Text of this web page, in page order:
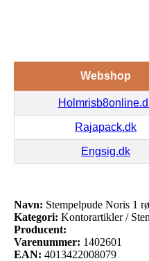
Webshop
Rajapack.dk
Engsig.dk
Navn: Stempelpude Noris 1
Kategori: Kontorartikler /
Producent:
Varenummer: 1402601
EAN: 4013422008079